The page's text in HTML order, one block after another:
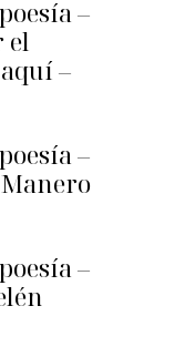
–
el
–
–
–